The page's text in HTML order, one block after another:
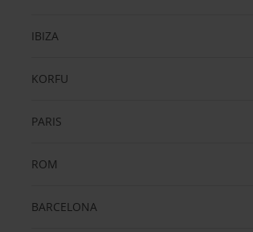
IBIZA
KORFU
PARIS
ROM
BARCELONA